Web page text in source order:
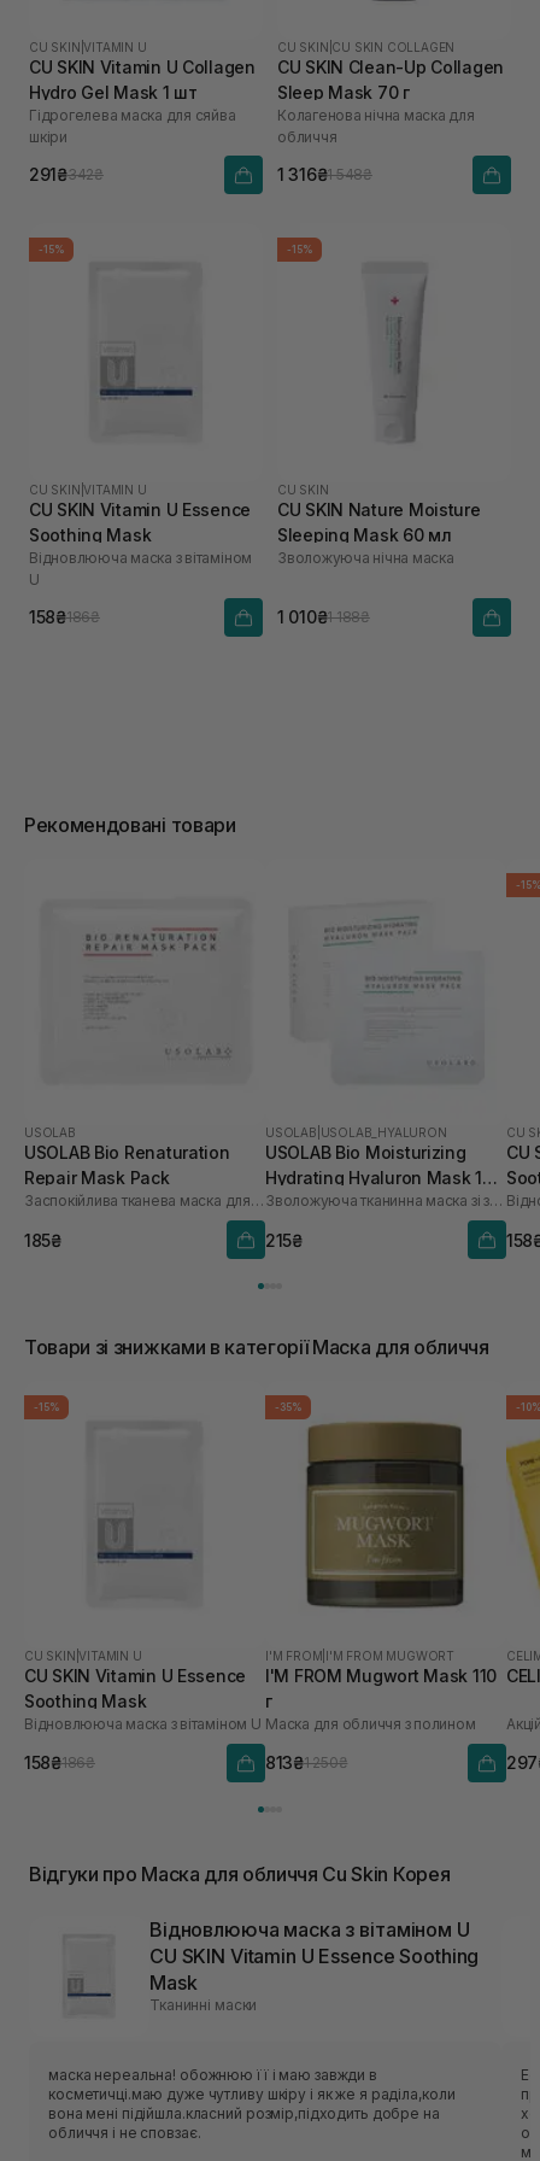
CU SKIN |VITAMIN U
CU SKIN Vitamin U Collagen
Hydro Gel Mask 1 шт
Гідрогелева маска для сяйва
шкіри
291₴342₴
CU SKIN CU SKIN COLLAGEN
CU SKIN Сlean-Up Collagen
Sleep Mask 70 г
Колагенова нічна маска для
обличчя
1 316₴1 548₴
-15%
CU SKIN |VITAMIN U
CU SKIN Vitamin U Essence
Soothing Mask
Відновлююча маска з вітаміном
U
158₴186₴
-15%
CU SKIN
CU SKIN Nature Moisture
Sleeping Mask 60 мл
Зволожуюча нічна маска
1 010₴1 188₴
Рекомендовані товари
USOLAB
USOLAB Bio Renaturation
Repair Mask Pack
Заспокійлива тканева маска для обличчя
185₴
USOLAB USOLAB_HYALURON
USOLAB Bio Moisturizing
Hydrating Hyaluron Mask 1
шт
Зволожуюча тканинна маска зі заспокійливою та антивіковою дією
215₴
-
CU
CU
Товари зі знижками в категорії Маска для обличчя
-15%
CU SKIN |VITAMIN U
CU SKIN Vitamin U Essence
Soothing Mask
Відновлююча маска з вітаміном U
158₴186₴
-35%
I'M FROM I'M FROM MUGWORT
I'M FROM Mugwort Mask 110
г
Маска для обличчя з полином
813₴1 250₴
-
Відгуки про Маска для обличчя Cu Skin Корея
Відновлююча маска з вітаміном U
CU SKIN Vitamin U Essence Soothing
Mask
Тканинні маски
маска нереальна! обожнюю її і маю завжди в
косметичці.маю дуже чутливу шкіру і як же я раділа,коли
вона мені підійшла.класний розмір,підходить добре на
обличчя і не сповзає.